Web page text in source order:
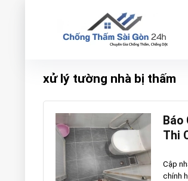
xử lý tường nhà bị thấm
Báo
Thi
Cập
chính